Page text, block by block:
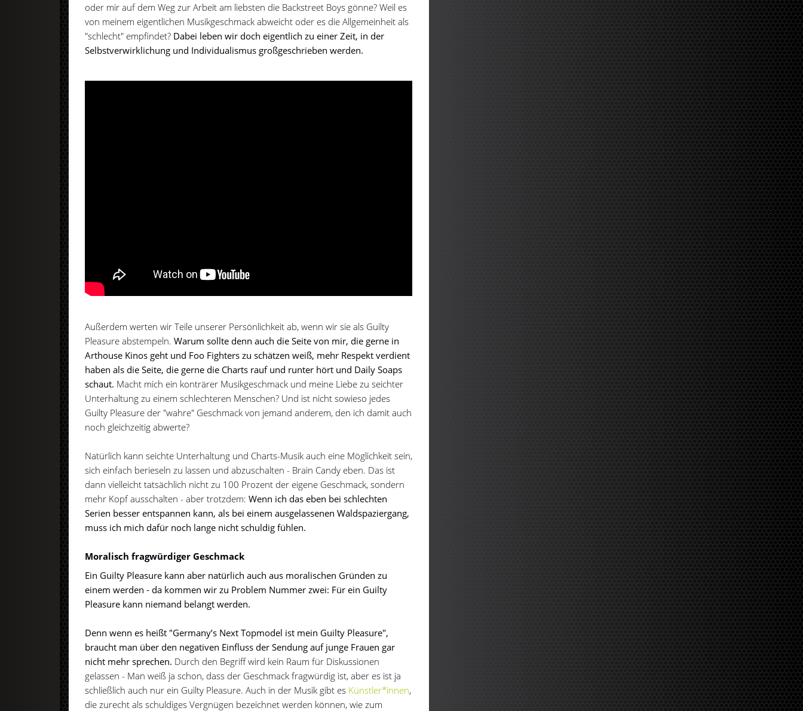
oder mir auf dem Weg zur Arbeit am liebsten die Backstreet Boys gönne? Weil es
von meinem eigentlichen Musikgeschmack abweicht oder es die Allgemeinheit als
"schlecht" empfindet? Dabei leben wir doch eigentlich zu einer Zeit, in der
Selbstverwirklichung und Individualismus großgeschrieben werden.
Außerdem werten wir Teile unserer Persönlichkeit ab, wenn wir sie als Guilty
Pleasure abstempeln.Warum sollte denn auch die Seite von mir, die gerne in
Arthouse Kinos geht und Foo Fighters zu schätzen weiß, mehr Respekt verdient
haben als die Seite, die gerne die Charts rauf und runter hört und Daily Soaps
schaut. Macht mich ein konträrer Musikgeschmack und meine Liebe zu seichter
Unterhaltung zu einem schlechteren Menschen? Und ist nicht sowieso jedes
Guilty Pleasure der "wahre" Geschmack von jemand anderem, den ich damit auch
noch gleichzeitig abwerte?
Natürlich kann seichte Unterhaltung und Charts-Musik auch eine Möglichkeit sein,
sich einfach berieseln zu lassen und abzuschalten - Brain Candy eben. Das ist
dann vielleicht tatsächlich nicht zu 100 Prozent der eigene Geschmack, sondern
mehr Kopf ausschalten - aber trotzdem:Wenn ich das eben bei schlechten
Serien besser entspannen kann, als bei einem ausgelassenen Waldspaziergang,
muss ich mich dafür noch lange nicht schuldig fühlen.
Moralisch fragwürdiger Geschmack
Ein Guilty Pleasure kann aber natürlich auch aus moralischen Gründen zu
einem werden - da kommen wir zu Problem Nummer zwei: Für ein Guilty
Pleasure kann niemand belangt werden.
Denn wenn es heißt "Germany’s Next Topmodel ist mein Guilty Pleasure",
braucht man über den negativen Einfluss der Sendung auf junge Frauen gar
nicht mehr sprechen. Durch den Begriff wird kein Raum für Diskussionen
gelassen - Man weiß ja schon, dass der Geschmack fragwürdig ist, aber es ist ja
schließlich auch nur ein Guilty Pleasure. Auch in der Musik gibt es Künstler*innen,
die zurecht als schuldiges Vergnügen bezeichnet werden können, wie zum